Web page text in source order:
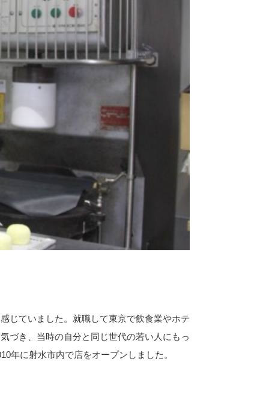
じていました。就職して東京で飲食業やホテ
づき、当時の自分と同じ世代の若い人にもっ
年に射水市内で店をオープンしました。